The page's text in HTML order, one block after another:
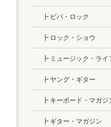
┣ ビバ・ロック
┣ ロック・ショウ
┣ ミュージック・ライ
┣ ヤング・ギター
┣ キーボード・マガジ
┣ ギター・マガジン